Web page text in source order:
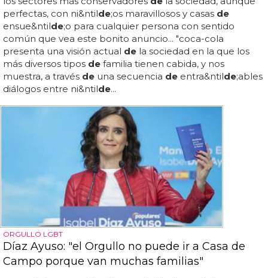
perfectas, con ni&ntilde;os maravillosos y casas de
ensue&ntilde;o para cualquier persona con sentido
común que vea este bonito anuncio... "coca-cola
presenta una visión actual de la sociedad en la que los
más diversos tipos de familia tienen cabida, y nos
muestra, a través de una secuencia de entra&ntilde;ables
diálogos entre ni&ntilde...
ORGULLO LGBT
Díaz Ayuso: "el Orgullo no puede ir a Casa de
Campo porque van muchas familias"